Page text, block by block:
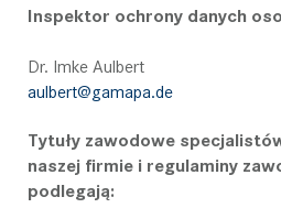
Inspektor ochrony danych
Dr. Imke Aulbert
aulbert@gamapa.de
Tytuły zawodowe
naszej firmie i regulaminy
podlegają: